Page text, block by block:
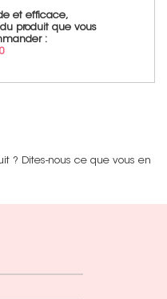
et efficace,
produit que vous
:
? Dites-nous ce que vous en